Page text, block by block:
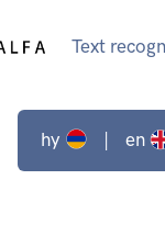
Text
hy | en